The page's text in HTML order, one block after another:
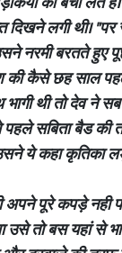
लगी थी। "पर
नरमी बरतते हुए
की कैसे छह साल
थी तो देव ने सब
सबिता बैड की
ये कहा कृतिका
अपने पूरे कपड़े
उसे तो बस यहां से